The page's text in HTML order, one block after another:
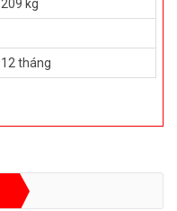
209 kg
12 tháng